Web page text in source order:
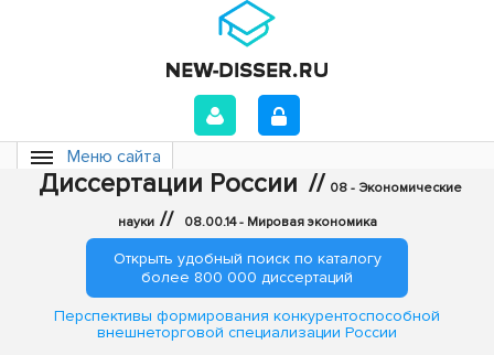
Меню сайта
Диссертации России // 08 - Экономические
науки // 08.00.14 - Мировая экономика
Открыть удобный поиск по каталогу
более 800 000 диссертаций
Перспективы формирования конкурентоспособной
внешнеторговой специализации России